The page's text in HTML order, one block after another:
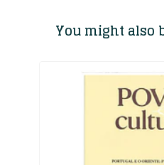
You might also